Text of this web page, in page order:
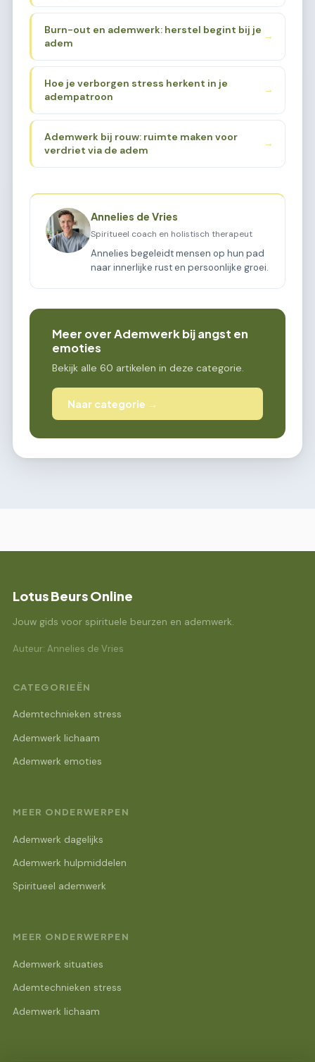
Burn-out en ademwerk: herstel begint bij je
adem
→
Hoe je verborgen stress herkent in je
adempatroon
→
Ademwerk bij rouw: ruimte maken voor
verdriet via de adem
→
Annelies de Vries
Spiritueel coach en holistisch therapeut
Annelies begeleidt mensen op hun pad
naar innerlijke rust en persoonlijke groei.
Meer over Ademwerk bij angst en
emoties
Bekijk alle 60 artikelen in deze categorie.
Naar categorie →
Lotus Beurs Online
Jouw gids voor spirituele beurzen en ademwerk.
Auteur: Annelies de Vries
CATEGORIEËN
Ademtechnieken stress
Ademwerk lichaam
Ademwerk emoties
MEER ONDERWERPEN
Ademwerk dagelijks
Ademwerk hulpmiddelen
Spiritueel ademwerk
MEER ONDERWERPEN
Ademwerk situaties
Ademtechnieken stress
Ademwerk lichaam